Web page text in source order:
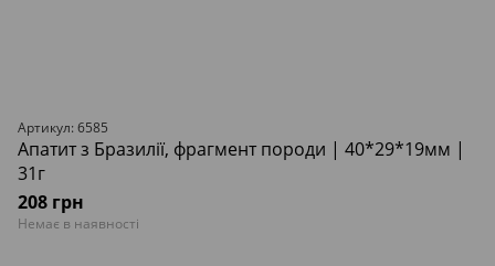
Артикул: 6585
Апатит з Бразилії, фрагмент породи | 40*29*19мм |
31г
208 грн
Немає в наявності